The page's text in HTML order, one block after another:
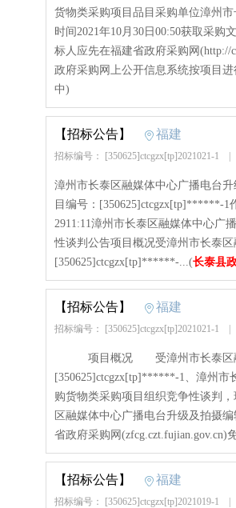
货物类采购项目品目采购单位漳州
时间2021年10月30日00:50获取采
标人应先在福建省政府采购网(http://
政府采购网上公开信息系统按项目
中)
【招标公告】 福建
招标编号： [350625]ctcgzx[tp]2021021-1
漳州市长泰区融媒体中心广播电台
目编号：[350625]ctcgzx[tp]******-1
2911:11漳州市长泰区融媒体中心广
性谈判公告项目概况受漳州市长泰
[350625]ctcgzx[tp]******-...(长泰县
【招标公告】 福建
招标编号： [350625]ctcgzx[tp]2021021-1
项目概况 受漳州市长泰区融
[350625]ctcgzx[tp]******-1、漳州市
购货物类采购项目组织竞争性谈
区融媒体中心广播电台升级及拍摄
省政府采购网(zfcg.czt.fujian.gov.cn)
【招标公告】 福建
招标编号： [350625]ctcgzx[tp]2021019-1